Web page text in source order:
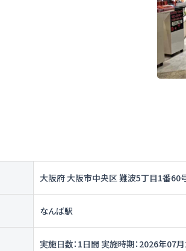
大阪府 大阪市中央区 難波5丁目1番60
なんば駅
実施日数：1日間 実施時期：2026年07